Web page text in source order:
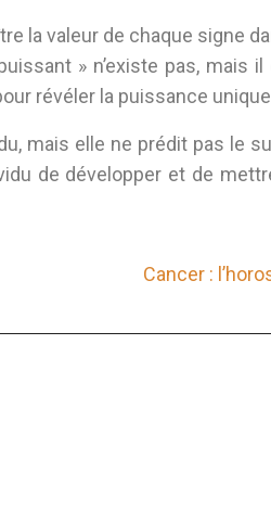
la valeur de chaque signe
» n’existe pas, mais
révéler la puissance
mais elle ne prédit pas le
de développer et de
Cancer :